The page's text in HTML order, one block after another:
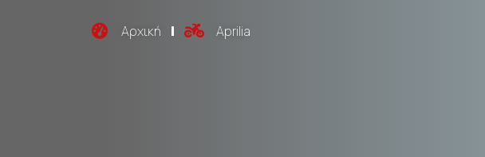
Αρχική Aprilia